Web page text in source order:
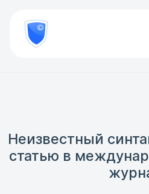
800
777-
81-Проверить
Неизвестный
статью в